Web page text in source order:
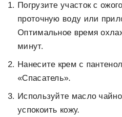
Погрузите участок с
проточную воду или
Оптимальное время
минут.
Нанесите крем с
«Спасатель».
Используйте масло
успокоить кожу.